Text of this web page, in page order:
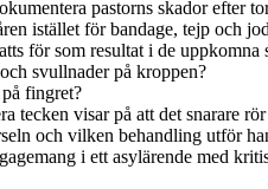
pastorns skador efter
istället för bandage, tejp och
för som resultat i de uppkomna
svullnader på kroppen?
fingret?
tecken visar på att det snarare
och vilken behandling utför
i ett asylärende med